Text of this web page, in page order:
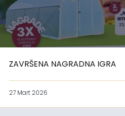
ZAVRŠENA NAGRADNA IGRA
27 Mart 2026